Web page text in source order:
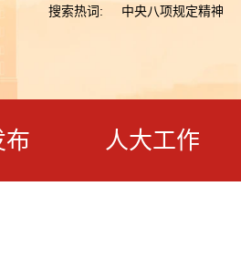
搜索热词: 中央八项规定精神
布 人大工作